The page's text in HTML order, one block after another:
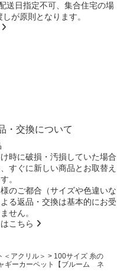
送日指定不可、集合住宅の場
しが原則となります。
・交換について
時に破損・汚損していた場合
すぐに新しい商品とお取替え
。
のご都合（サイズや色違いな
る返品・交換は基本的にお受
せん。
こちら
＜アクリル＞ > 100サイズ 糸の
ギーカーペット【ブルーム ネ